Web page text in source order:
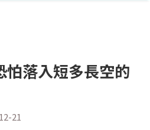
怕落入短多長空的
21